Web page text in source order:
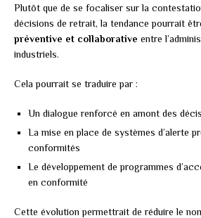
Plutôt que de se focaliser sur la
décisions de retrait, la tendance pourrait
préventive et collaborative entre
industriels.
Cela pourrait se traduire par :
Un dialogue renforcé en amont des
La mise en place de systèmes d’alerte
conformités
Le développement de programmes
en conformité
Cette évolution permettrait de réduire le